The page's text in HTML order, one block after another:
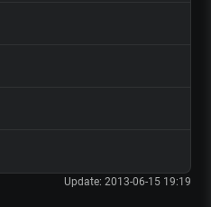
Update: 2013-06-15 19:19